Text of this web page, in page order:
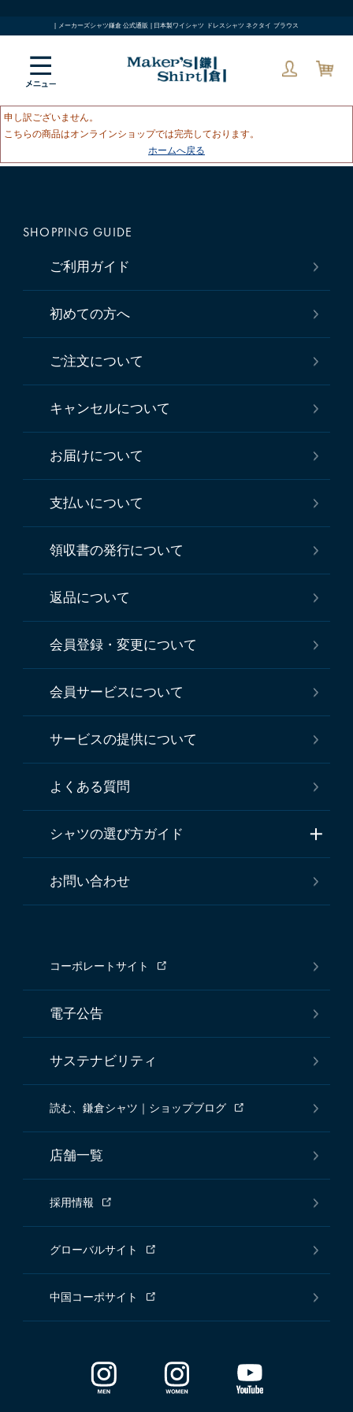
| メーカーズシャツ鎌倉 公式通販 | 日本製ワイシャツ ドレスシャツ ネクタイ ブラウス
申し訳ございません。
こちらの商品はオンラインショップでは完売しております。
ホームへ戻る
SHOPPING GUIDE
ご利用ガイド
初めての方へ
ご注文について
キャンセルについて
お届けについて
支払いについて
領収書の発行について
返品について
会員登録・変更について
会員サービスについて
サービスの提供について
よくある質問
シャツの選び方ガイド
お問い合わせ
コーポレートサイト
電子公告
サステナビリティ
読む、鎌倉シャツ｜ショップブログ
店舗一覧
採用情報
グローバルサイト
中国コーポサイト